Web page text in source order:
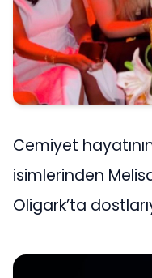
Cemiyet
isimlerinden
Oligark’ta